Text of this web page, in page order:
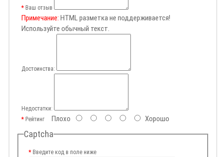
Ваш отзыв
Примечание: HTML разметка не поддерживается!
Используйте обычный текст.
Достоинства:
Недостатки:
РейтингПлохо Хорошо
Captcha
Введите код в поле ниже